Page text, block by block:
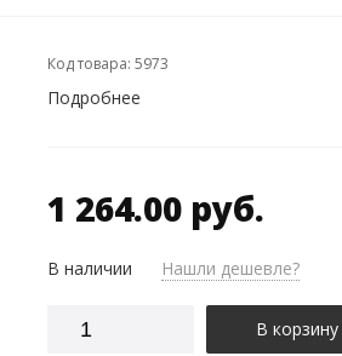
Код товара: 5973
Подробнее
1 264.00 руб.
В наличии Нашли дешевле?
В корзину